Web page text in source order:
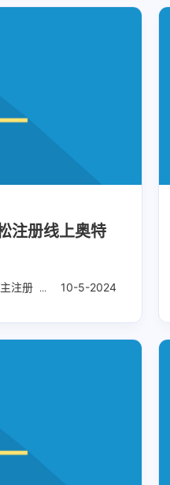
注册线上奥特
10-5-2024
注册 去中心化模式